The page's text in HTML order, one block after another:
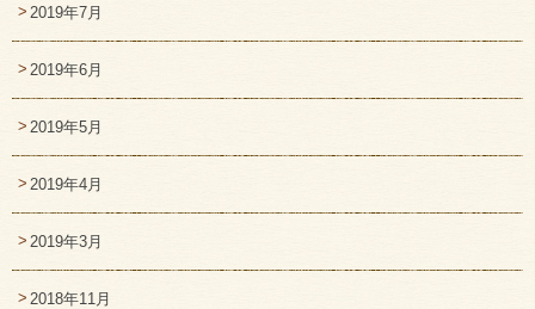
2019年7月
2019年6月
2019年5月
2019年4月
2019年3月
2018年11月